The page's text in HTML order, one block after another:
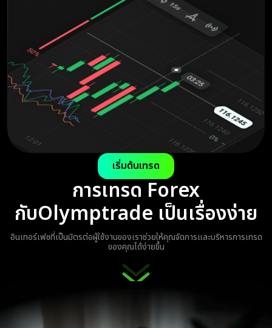
เริ่มต้นเทรด
การเทรด Forex
กับOlymptrade เป็นเรื่องง่าย
อินเทอร์เฟซที่เป็นมิตรต่อผู้ใช้งานของเราช่วยให้คุณจัดการและบริหารการเทรด
ของคุณได้ง่ายขึ้น